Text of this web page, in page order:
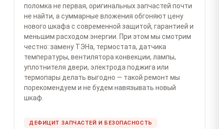
поломка не первая, оригинальных запчастей почти
не найти, а суммарные вложения обгоняют цену
нового шкафа с современной защитой, гарантией и
меньшим расходом энергии. При этом мы смотрим
честно: замену ТЭНа, термостата, датчика
температуры, вентилятора конвекции, лампы,
уплотнителя двери, электрода поджига или
термопары делать выгодно — такой ремонт мы
порекомендуем и не будем навязывать новый
шкаф.
ДЕФИЦИТ ЗАПЧАСТЕЙ И БЕЗОПАСНОСТЬ